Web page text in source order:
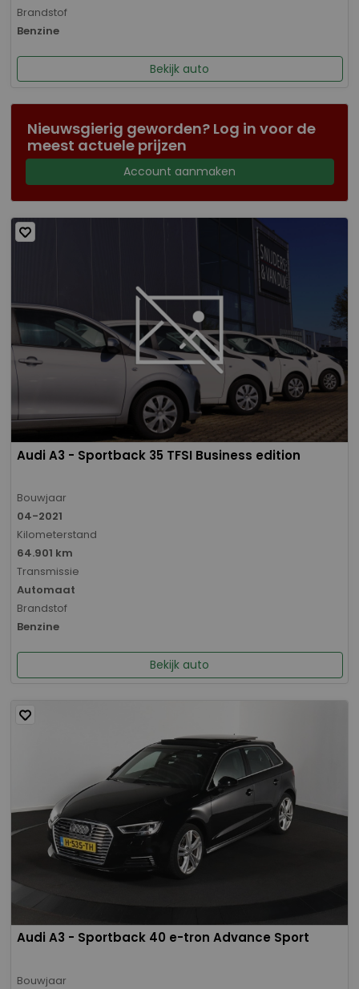
Brandstof
Benzine
Bekijk auto
Nieuwsgierig geworden? Log in voor de
meest actuele prijzen
Account aanmaken
Audi A3 - Sportback 35 TFSI Business edition
Bouwjaar
04-2021
Kilometerstand
64.901 km
Transmissie
Automaat
Brandstof
Benzine
Bekijk auto
Audi A3 - Sportback 40 e-tron Advance Sport
Bouwjaar